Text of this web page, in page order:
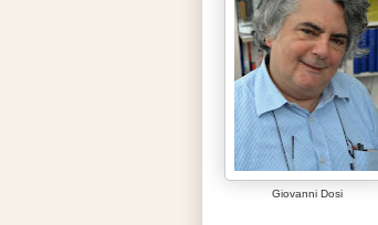
Giovanni Dosi